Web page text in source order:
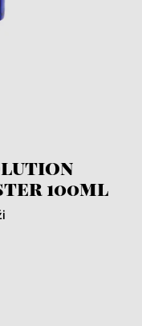
100ml